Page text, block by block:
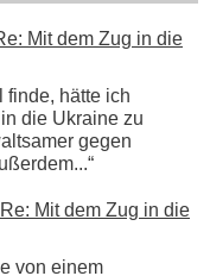
Mit dem Zug in die
finde, hätte ich
die Ukraine zu
gegen
Mit dem Zug in die
von einem